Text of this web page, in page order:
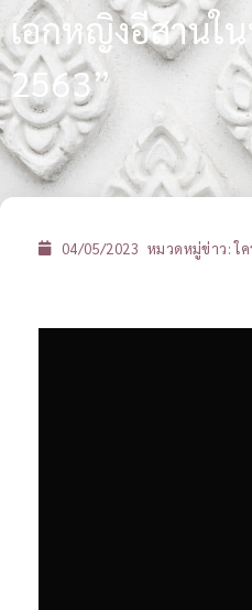
เอกหญิงอีสานใ
2563”
04/05/2023 หมวดหมู่ข่าว:ใ